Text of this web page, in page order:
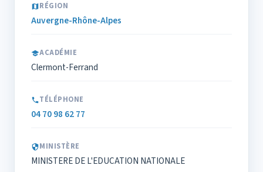
RÉGION
Auvergne-Rhône-Alpes
ACADÉMIE
Clermont-Ferrand
TÉLÉPHONE
04 70 98 62 77
MINISTÈRE
MINISTERE DE L'EDUCATION NATIONALE